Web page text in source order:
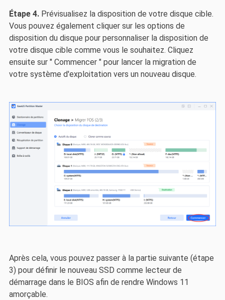
Étape 4.Prévisualisez la disposition de votre disque cible.
Vous pouvez également cliquer sur les options de
disposition du disque pour personnaliser la disposition de
votre disque cible comme vous le souhaitez. Cliquez
ensuite sur " Commencer " pour lancer la migration de
votre système d'exploitation vers un nouveau disque.
Après cela, vous pouvez passer à la partie suivante (étape
3) pour définir le nouveau SSD comme lecteur de
démarrage dans le BIOS afin de rendre Windows 11
amorçable.